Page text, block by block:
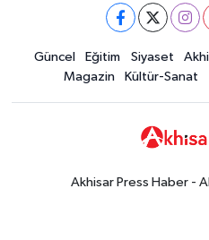
15:02Akhisar'da sıcak hava etkisini
Güncel
14:53
Güncel Eğitim Siyaset
Magazin
Kültür-Sanat
Akhisar Press Haber -